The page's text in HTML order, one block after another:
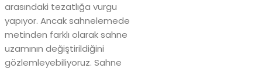
arasındaki tezatlığa vurgu
yapıyor. Ancak sahnelemede
metinden farklı olarak sahne
uzamının değiştirildiğini
gözlemleyebiliyoruz. Sahne